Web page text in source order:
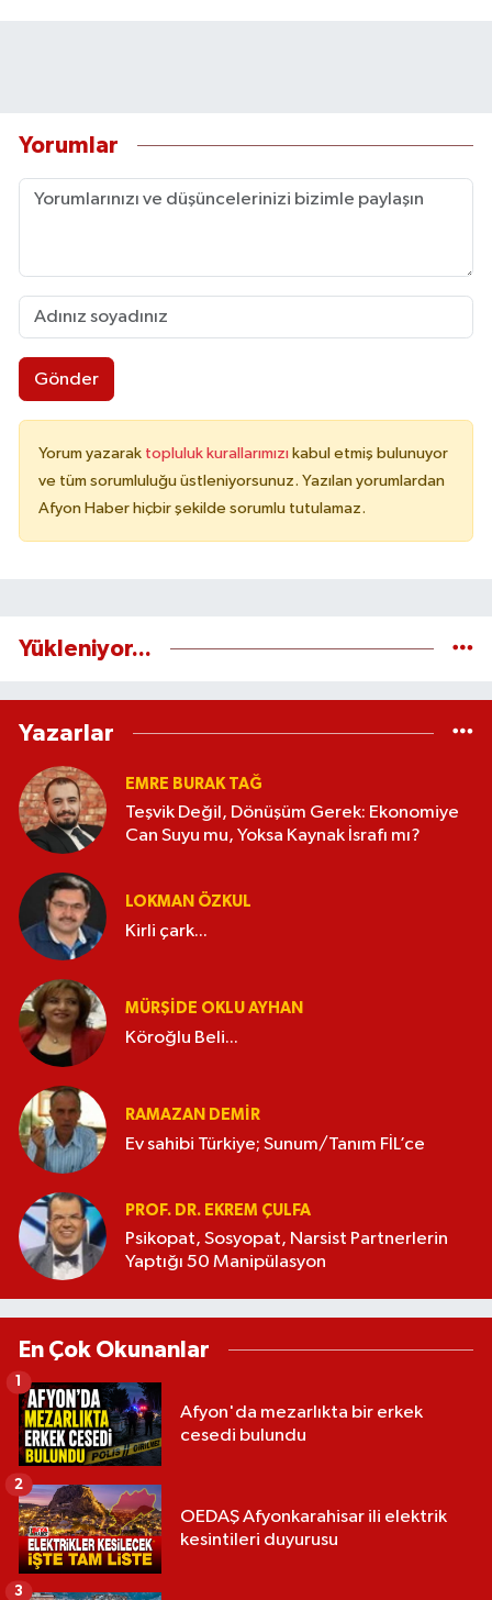
Yorumlar
Gönder
Yorum yazarak topluluk kurallarımızı kabul etmiş bulunuyor
ve tüm sorumluluğu üstleniyorsunuz. Yazılan yorumlardan
Afyon Haber hiçbir şekilde sorumlu tutulamaz.
Yükleniyor...
Yazarlar
EMRE BURAK TAĞ
Teşvik Değil, Dönüşüm Gerek: Ekonomiye
Can Suyu mu, Yoksa Kaynak İsrafı mı?
LOKMAN ÖZKUL
Kirli çark...
MÜRŞIDE OKLU AYHAN
Köroğlu Beli...
RAMAZAN DEMİR
Ev sahibi Türkiye; Sunum/Tanım FİL’ce
PROF. DR. EKREM ÇULFA
Psikopat, Sosyopat, Narsist Partnerlerin
Yaptığı 50 Manipülasyon
En Çok Okunanlar
Afyon'da mezarlıkta bir erkek
cesedi bulundu
1
OEDAŞ Afyonkarahisar ili elektrik
kesintileri duyurusu
2
3